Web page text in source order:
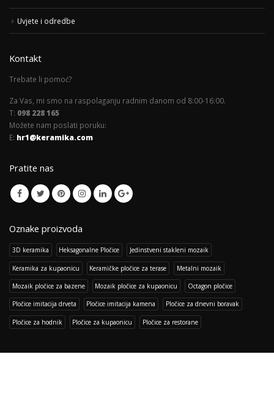
Uvjete i odredbe
Kontakt
Trebate li pomoć?
Za Vas, mi smo na raspolaganju radnim danom od 8:00-16:00.
T: 098 228 165
Možete nam poslati poruku:
E: hr1@keramika.com
Pratite nas
Oznake proizvoda
3D keramika Heksagonalne Pločice Jedinstveni stakleni mozaik
Keramika za kupaonicu Keramičke pločice za terase Metalni mozaik
Mozaik pločice za bazene Mozaik pločice za kupaonicu Octagon pločice
Pločice imitacija drveta Pločice imitacija kamena Pločice za dnevni boravak
Pločice za hodnik Pločice za kupaonicu Pločice za restorane